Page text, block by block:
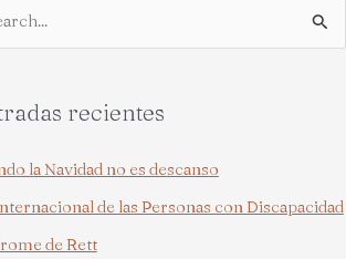
recientes
la Navidad no es descanso
de las Personas con Discapacidad
de Rett